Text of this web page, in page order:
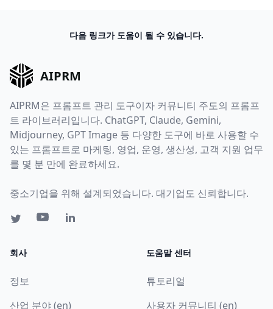
다음 링크가 도움이 될 수 있습니다.
AIPRM
AIPRM은 프롬프트 관리 도구이자 커뮤니티 주도의 프롬프
트 라이브러리입니다. ChatGPT, Claude, Gemini,
Midjourney, GPT Image 등 다양한 도구에 바로 사용할 수
있는 프롬프트로 마케팅, 영업, 운영, 생산성, 고객 지원 업무
를 몇 분 만에 완료하세요.
중소기업을 위해 설계되었습니다. 대기업도 신뢰합니다.
회사
정보
산업 분야 (en)
도움말 센터
튜토리얼
사용자 커뮤니티 (en)